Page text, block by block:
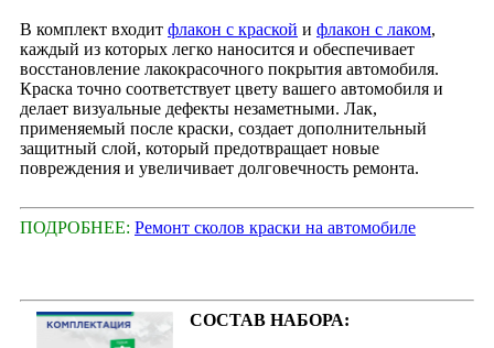
В комплект входит флакон с краской и флакон с лаком,
каждый из которых легко наносится и обеспечивает
восстановление лакокрасочного покрытия автомобиля.
Краска точно соответствует цвету вашего автомобиля и
делает визуальные дефекты незаметными. Лак,
применяемый после краски, создает дополнительный
защитный слой, который предотвращает новые
повреждения и увеличивает долговечность ремонта.
ПОДРОБНЕЕ: Ремонт сколов краски на автомобиле
СОСТАВ НАБОРА: